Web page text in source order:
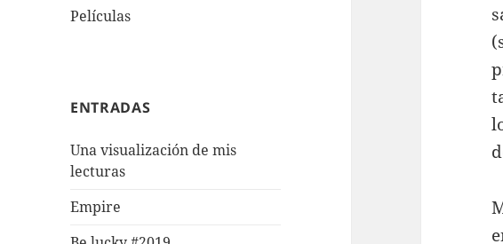
Películas
ENTRADAS
Una visualización de mis
lecturas
Empire